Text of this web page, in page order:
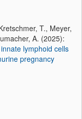
T., Meyer,
A. (2025):
lymphoid cells
pregnancy